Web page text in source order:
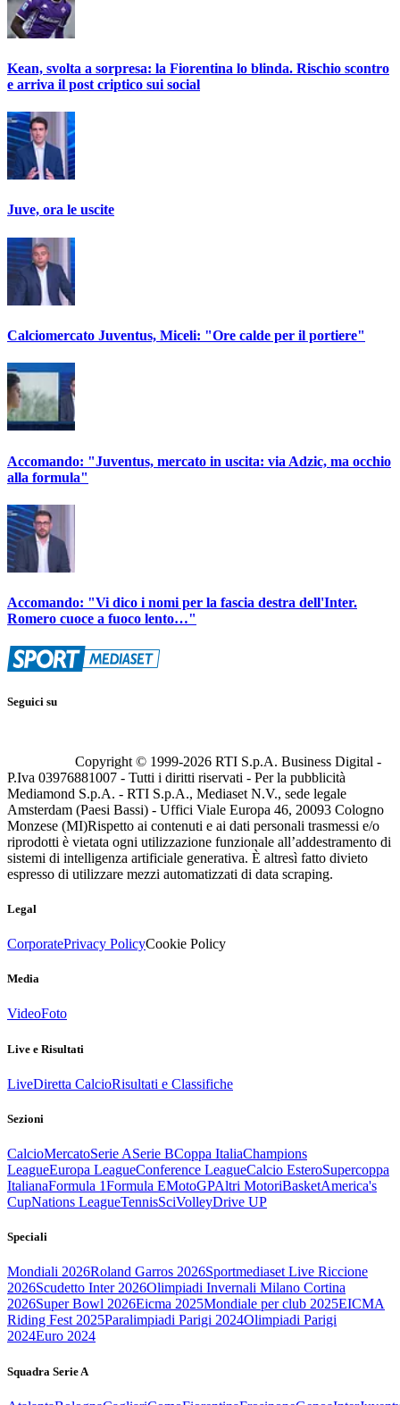
Kean, svolta a sorpresa: la Fiorentina lo blinda. Rischio scontro
e arriva il post criptico sui social
Juve, ora le uscite
Calciomercato Juventus, Miceli: "Ore calde per il portiere"
Accomando: "Juventus, mercato in uscita: via Adzic, ma occhio
alla formula"
Accomando: "Vi dico i nomi per la fascia destra dell'Inter.
Romero cuoce a fuoco lento…"
Seguici su
Copyright © 1999-2026 RTI S.p.A. Business Digital -
P.Iva 03976881007 - Tutti i diritti riservati - Per la pubblicità
Mediamond S.p.A. - RTI S.p.A., Mediaset N.V., sede legale
Amsterdam (Paesi Bassi) - Uffici Viale Europa 46, 20093 Cologno
Monzese (MI)Rispetto ai contenuti e ai dati personali trasmessi e/o
riprodotti è vietata ogni utilizzazione funzionale all’addestramento di
sistemi di intelligenza artificiale generativa. È altresì fatto divieto
espresso di utilizzare mezzi automatizzati di data scraping.
Legal
CorporatePrivacy PolicyCookie Policy
Media
VideoFoto
Live e Risultati
LiveDiretta CalcioRisultati e Classifiche
Sezioni
CalcioMercatoSerie ASerie BCoppa ItaliaChampions
LeagueEuropa LeagueConference LeagueCalcio EsteroSupercoppa
ItalianaFormula 1Formula EMotoGPAltri MotoriBasketAmerica's
CupNations LeagueTennisSciVolleyDrive UP
Speciali
Mondiali 2026Roland Garros 2026Sportmediaset Live Riccione
2026Scudetto Inter 2026Olimpiadi Invernali Milano Cortina
2026Super Bowl 2026Eicma 2025Mondiale per club 2025EICMA
Riding Fest 2025Paralimpiadi Parigi 2024Olimpiadi Parigi
2024Euro 2024
Squadra Serie A